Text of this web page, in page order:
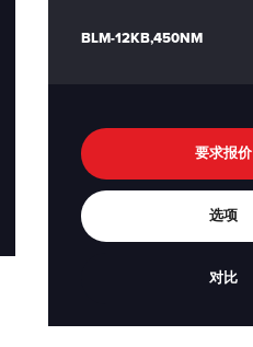
BLM-12KB,450NM
要求报价
选项
对比